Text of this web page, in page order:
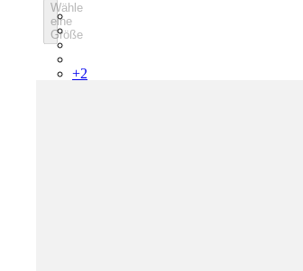
Wähle
eine
Größe
RCP10XXBLW
RCP10XXRWL
RCP10XXSNV
+2